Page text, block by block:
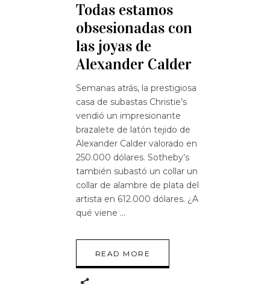
Todas estamos
obsesionadas con
las joyas de
Alexander Calder
Semanas atrás, la prestigiosa
casa de subastas Christie’s
vendió un impresionante
brazalete de latón tejido de
Alexander Calder valorado en
250.000 dólares. Sotheby’s
también subastó un collar un
collar de alambre de plata del
artista en 612.000 dólares. ¿A
qué viene
READ MORE